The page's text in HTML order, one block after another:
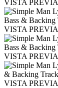
VISTA PREVIA
VISTA PREVIA
VISTA PREVIA
VISTA PREVIA